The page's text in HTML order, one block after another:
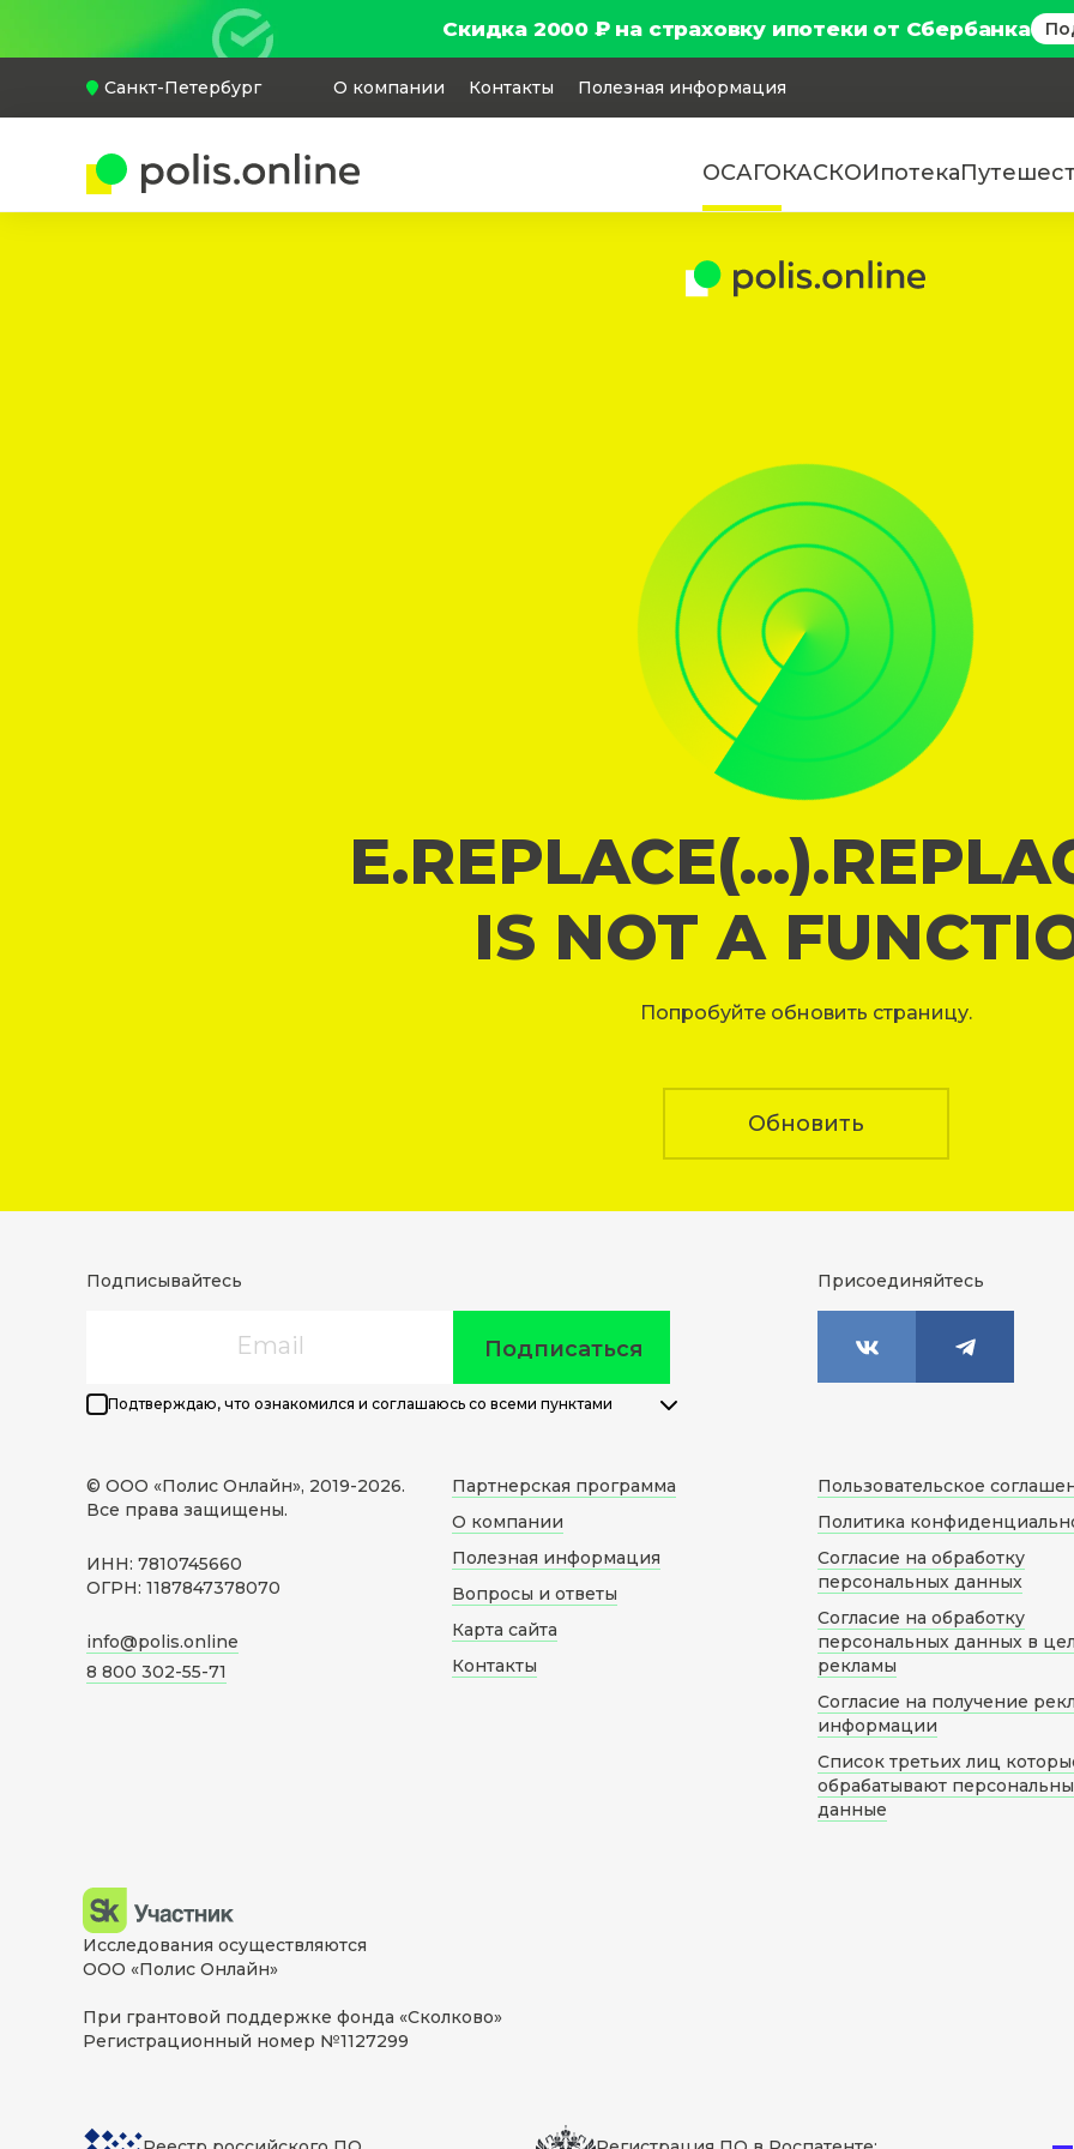
Скидка 2000 ₽ на страховку ипотеки от Сбербанка
Санкт-Петербург О компании Контакты Полезная информация
ОСАГОКАСКОИпотека
IS NOT A
Попробуйте обновить страницу.
Обновить
Подписывайтесь
Подписаться
Подтверждаю, что ознакомился и соглашаюсь со всеми пунктами
Присоединяйтесь
© ООО «Полис Онлайн», 2019-2026.
Все права защищены.
ИНН: 7810745660
ОГРН: 1187847378070
info@polis.online
8 800 302-55-71
Партнерская программа
О компании
Полезная информация
Вопросы и ответы
Карта сайта
Контакты
Пользовательское
Политика
Согласие на обработку
персональных данных
Согласие на обработку
персональных данных в
рекламы
Согласие на получение
информации
Список третьих лиц
обрабатывают
данные
Исследования осуществляются
ООО «Полис Онлайн»
При грантовой поддержке фонда «Сколково»
Регистрационный номер №1127299